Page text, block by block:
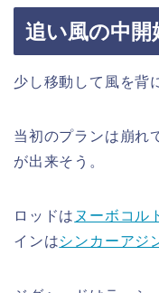
追い風の中開
少し移動して風を背
当初のプランは崩れ
が出来そう。
ロッドは ヌーボコル
インはシンカーアジ